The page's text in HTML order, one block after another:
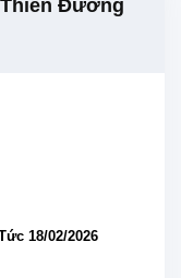
Thiên Đường
18/02/2026